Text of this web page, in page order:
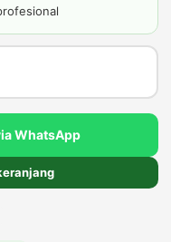
WhatsApp